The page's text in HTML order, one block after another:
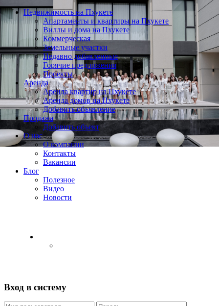
Недвижимость на Пхукете
Апартаменты и квартиры на Пхукете
Виллы и дома на Пхукете
Коммерческая
Земельные участки
Недавно добавленные
Горячие предложения
Проекты
Аренда
Аренда квартир на Пхукете
Аренда домов на Пхукете
Добавить объявление
Продажа
Добавить объект
О нас
О компании
Контакты
Вакансии
Блог
Полезное
Видео
Новости
Вход в систему